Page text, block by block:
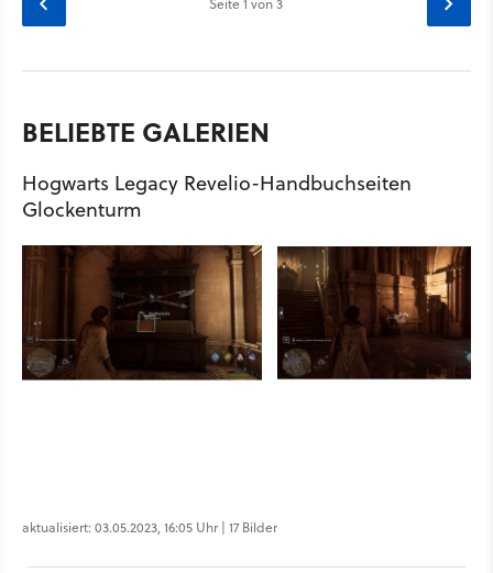
Seite1 von 3
BELIEBTE GALERIEN
Hogwarts Legacy Revelio-Handbuchseiten
Glockenturm
aktualisiert: 03.05.2023, 16:05 Uhr | 17 Bilder